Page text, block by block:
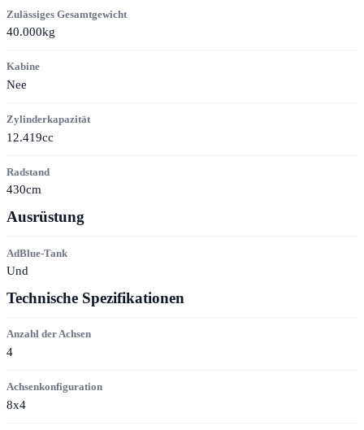
Zulässiges Gesamtgewicht
40.000kg
Kabine
Nee
Zylinderkapazität
12.419cc
Radstand
430cm
Ausrüstung
AdBlue-Tank
Und
Technische Spezifikationen
Anzahl der Achsen
4
Achsenkonfiguration
8x4